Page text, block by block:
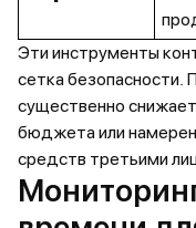
Эти инструменты
сетка безопасности.
существенно
бюджета или
средств третьими